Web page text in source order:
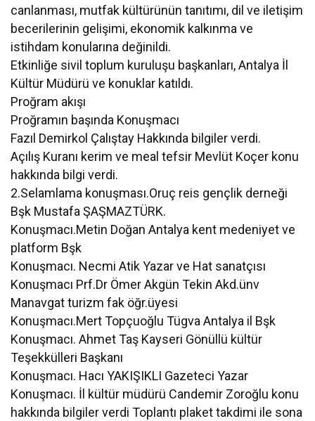
canlanması, mutfak kültürünün tanıtımı, dil ve iletişim
becerilerinin gelişimi, ekonomik kalkınma ve
istihdam konularına değinildi.
Etkinliğe sivil toplum kuruluşu başkanları, Antalya İl
Kültür Müdürü ve konuklar katıldı.
Proğram akışı
Proğramın başında Konuşmacı
Fazıl Demirkol Çalıştay Hakkında bilgiler verdi.
Açılış Kuranı kerim ve meal tefsir Mevlüt Koçer konu
hakkında bilgi verdi.
2.Selamlama konuşması.Oruç reis gençlik derneği
Bşk Mustafa ŞAŞMAZTÜRK.
Konuşmacı.Metin Doğan Antalya kent medeniyet ve
platform Bşk
Konuşmacı. Necmi Atik Yazar ve Hat sanatçısı
Konuşmacı Prf.Dr Ömer Akgün Tekin Akd.ünv
Manavgat turizm fak öğr.üyesi
Konuşmacı.Mert Topçuoğlu Tügva Antalya il Bşk
Konuşmacı. Ahmet Taş Kayseri Gönüllü kültür
Teşekkülleri Başkanı
Konuşmacı. Hacı YAKIŞIKLI Gazeteci Yazar
Konuşmacı. İl kültür müdürü Candemir Zoroğlu konu
hakkında bilgiler verdi Toplantı plaket takdimi ile sona